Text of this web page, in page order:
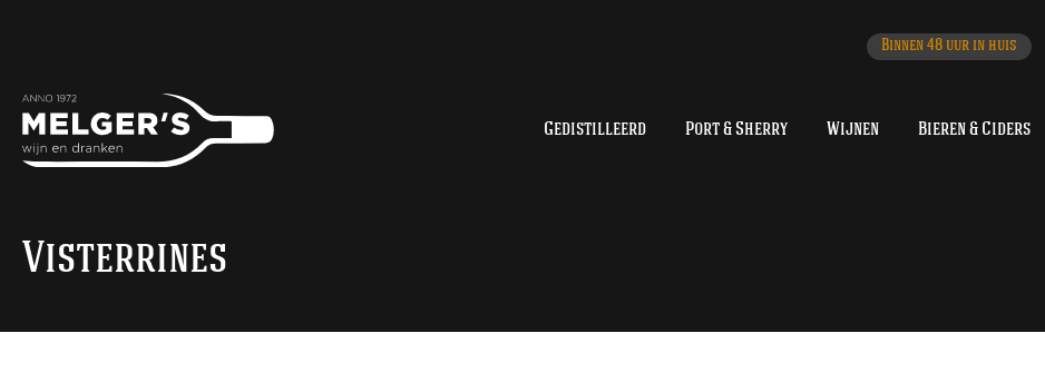
Binnen 48 uur in huis
Gedistilleerd Port & Sherry Wijnen Bieren & Ciders
Visterrines